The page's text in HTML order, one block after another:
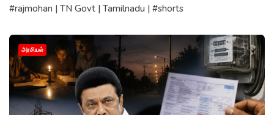
#rajmohan | TN Govt | Tamilnadu | #shorts
அரசியல்